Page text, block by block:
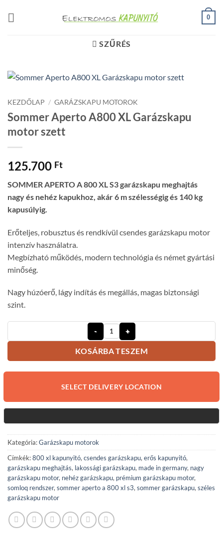
0
SZŰRÉS
KEZDŐLAP / GARÁZSKAPU MOTOROK
Sommer Aperto A800 XL Garázskapu
motor szett
125.700 Ft
SOMMER APERTO A 800 XL S3 garázskapu meghajtás
nagy és nehéz kapukhoz, akár 6 m szélességig és 140 kg
kapusúlyig.
Erőteljes, robusztus és rendkívül csendes garázskapu motor
intenzív használatra.
Megbízható működés, modern technológia és német gyártási
minőség.
Nagy húzóerő, lágy indítás és megállás, magas biztonsági
szint.
Sommer Aperto A800 XL
KOSÁRBA TESZEM
SELECT DELIVERY LOCATION
Kategória:Garázskapu motorok
Címkék:800 xl kapunyitó, csendes garázskapu, erős kapunyitó,
garázskapu meghajtás, lakossági garázskapu, made in germany, nagy
garázskapu motor, nehéz garázskapu, prémium garázskapu motor,
somloq rendszer, sommer aperto a 800 xl s3, sommer garázskapu, széles
garázskapu motor